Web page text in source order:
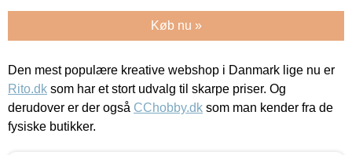
Køb nu »
Den mest populære kreative webshop i Danmark lige nu er
Rito.dk som har et stort udvalg til skarpe priser. Og
derudover er der også CChobby.dk som man kender fra de
fysiske butikker.